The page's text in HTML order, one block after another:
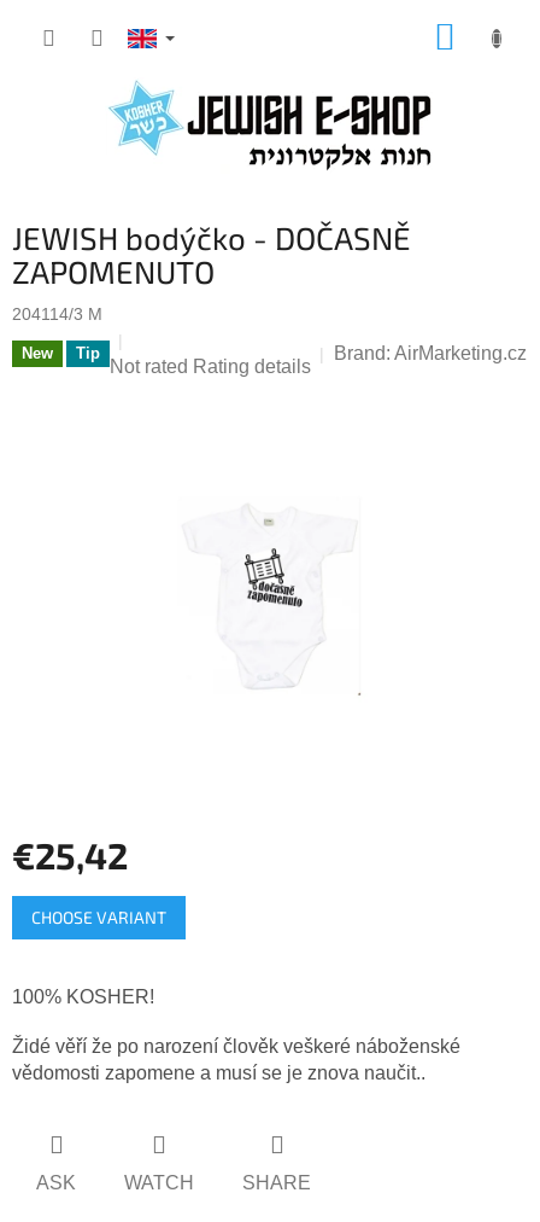
JEWISH bodýčko - DOČASNĚ
ZAPOMENUTO
204114/3 M
New Tip
The
Not rated Rating details
Brand: AirMarketing.cz
€25,42
Measure
price:
CHOOSE VARIANT
100% KOSHER!
Židé věří že po narození člověk veškeré náboženské
vědomosti zapomene a musí se je znova naučit..
ASK WATCH SHARE